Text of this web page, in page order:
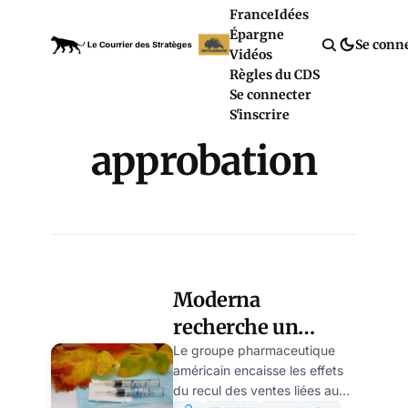
FranceIdées
Épargne
Vidéos
Règles du CDS
Se connecter
S'inscrire
Se
approbation
Moderna
recherche un
second souffle
avec son vaccin
Le groupe pharmaceutique
américain encaisse les effets
du recul des ventes liées au